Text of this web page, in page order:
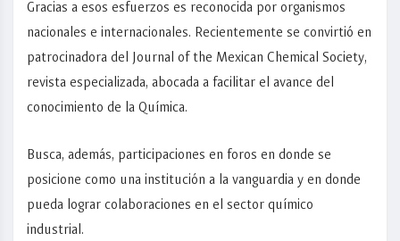
Gracias a esos esfuerzos es reconocida por organismos
nacionales e internacionales. Recientemente se convirtió en
patrocinadora del Journal of the Mexican Chemical Society,
revista especializada, abocada a facilitar el avance del
conocimiento de la Química.
Busca, además, participaciones en foros en donde se
posicione como una institución a la vanguardia y en donde
pueda lograr colaboraciones en el sector químico
industrial.